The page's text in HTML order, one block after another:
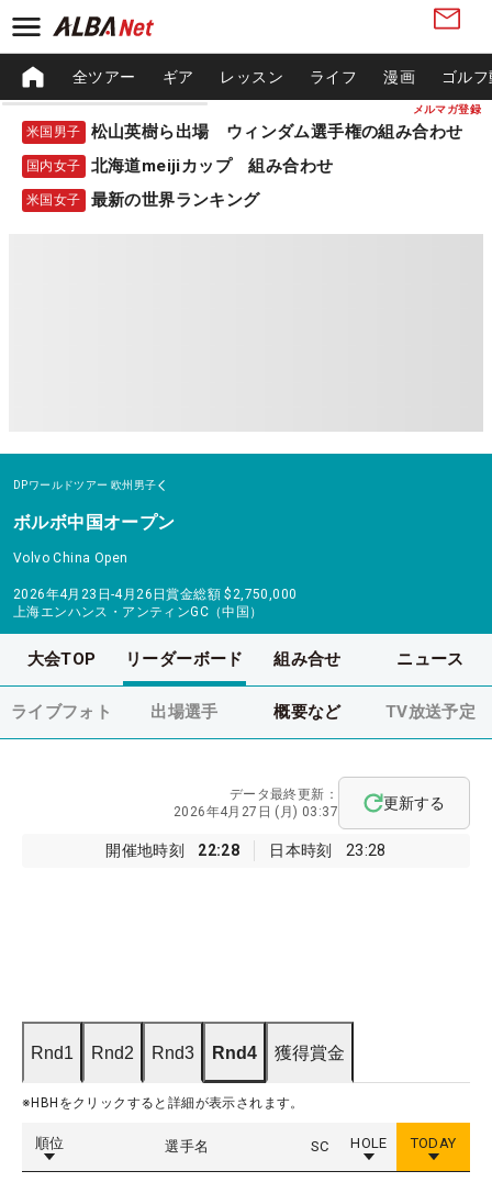
メルマガ登録
全ツアー ギア レッスン ライフ 漫画 ゴル
米国男子 松山英樹ら出場 ウィンダム選手権の組み合わせ
国内女子 北海道meijiカップ 組み合わせ
米国女子 最新の世界ランキング
DPワールドツアー 欧州男子
ボルボ中国オープン
Volvo China Open
2026年4月23日-4月26日賞金総額 $2,750,000
上海エンハンス・アンティンGC（中国）
大会TOP リーダーボード 組み合せ ニュース
ライブフォト 出場選手 概要など TV放送予定
開催地時刻 22:28 日本時刻 23:28
データ最終更新：
2026年4月27日 (月) 03:37
更新する
Rnd1 Rnd2 Rnd3 Rnd4 獲得賞金
※HBHをクリックすると詳細が表示されます。
順位 選手名 SC HOLE TODAY